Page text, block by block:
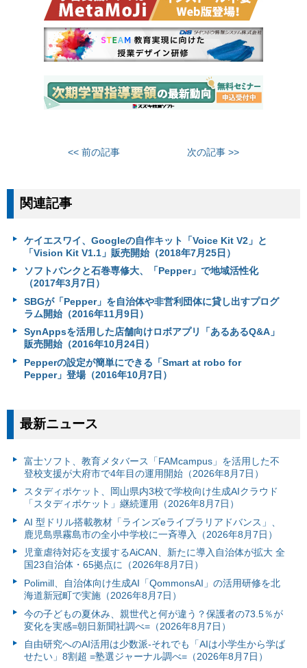
<< 前の記事 次の記事 >>
関連記事
ケイエスワイ、Googleの自作キット「Voice Kit V2」と
「Vision Kit V1.1」販売開始（2018年7月25日）
ソフトバンクと石巻専修大、「Pepper」で地域活性化
（2017年3月7日）
SBGが「Pepper」を自治体や非営利団体に貸し出すプログ
ラム開始（2016年11月9日）
SynAppsを活用した店舗向けロボアプリ「あるあるQ&A」
販売開始（2016年10月24日）
Pepperの設定が簡単にできる「Smart at robo for
Pepper」登場（2016年10月7日）
最新ニュース
富⼠ソフト、教育メタバース「FAMcampus」を活用した不
登校支援が大府市で4年目の運用開始（2026年8月7日）
スタディポケット、岡山県内3校で学校向け生成AIクラウド
「スタディポケット」継続運用（2026年8月7日）
AI 型ドリル搭載教材「ラインズeライブラリアドバンス」、
鹿児島県霧島市の全小中学校に一斉導入（2026年8月7日）
児童虐待対応を支援するAiCAN、新たに導入自治体が拡大 全
国23自治体・65拠点に（2026年8月7日）
Polimill、自治体向け生成AI「QommonsAI」の活用研修を北
海道新冠町で実施（2026年8月7日）
今の子どもの夏休み、親世代と何が違う？保護者の73.5％が
変化を実感=朝日新聞社調べ=（2026年8月7日）
自由研究へのAI活用は少数派-それでも「AIは小学生から学ば
せたい」8割超 =塾選ジャーナル調べ=（2026年8月7日）